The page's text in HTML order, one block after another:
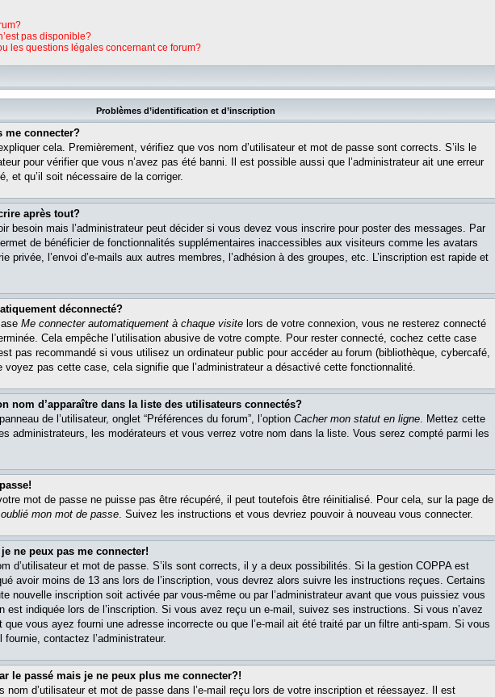
pas disponible?
les questions légales concernant ce forum?
Problèmes d’identification et d’inscription
me connecter?
cela. Premièrement, vérifiez que vos nom d’utilisateur et mot de passe sont corrects. S’ils le
pour vérifier que vous n’avez pas été banni. Il est possible aussi que l’administrateur ait une erreur
et qu’il soit nécessaire de la corriger.
après tout?
besoin mais l’administrateur peut décider si vous devez vous inscrire pour poster des messages. Par
de bénéficier de fonctionnalités supplémentaires inaccessibles aux visiteurs comme les avatars
privée, l’envoi d’e-mails aux autres membres, l’adhésion à des groupes, etc. L’inscription est rapide et
déconnecté?
Me connecter automatiquement à chaque visite lors de votre connexion, vous ne resterez connecté
Cela empêche l’utilisation abusive de votre compte. Pour rester connecté, cochez cette case
pas recommandé si vous utilisez un ordinateur public pour accéder au forum (bibliothèque, cybercafé,
pas cette case, cela signifie que l’administrateur a désactivé cette fonctionnalité.
nom d’apparaître dans la liste des utilisateurs connectés?
de l’utilisateur, onglet “Préférences du forum”, l’option Cacher mon statut en ligne. Mettez cette
administrateurs, les modérateurs et vous verrez votre nom dans la liste. Vous serez compté parmi les
mot de passe ne puisse pas être récupéré, il peut toutefois être réinitialisé. Pour cela, sur la page de
oublié mon mot de passe. Suivez les instructions et vous devriez pouvoir à nouveau vous connecter.
ne peux pas me connecter!
d’utilisateur et mot de passe. S’ils sont corrects, il y a deux possibilités. Si la gestion COPPA est
avoir moins de 13 ans lors de l’inscription, vous devrez alors suivre les instructions reçues. Certains
nouvelle inscription soit activée par vous-même ou par l’administrateur avant que vous puissiez vous
est indiquée lors de l’inscription. Si vous avez reçu un e-mail, suivez ses instructions. Si vous n’avez
que vous ayez fourni une adresse incorrecte ou que l’e-mail ait été traité par un filtre anti-spam. Si vous
fournie, contactez l’administrateur.
le passé mais je ne peux plus me connecter?!
nom d’utilisateur et mot de passe dans l’e-mail reçu lors de votre inscription et réessayez. Il est